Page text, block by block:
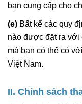
bạn cung cấp cho
(e) Bất kể các quy
nào được đặt ra với
mà bạn có thể có
Việt Nam.
II. Chính sách